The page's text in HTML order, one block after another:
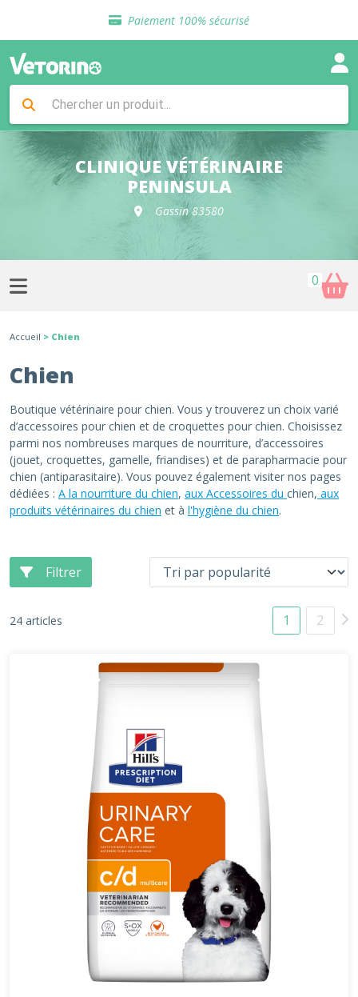
Paiement 100% sécurisé
Livraison gratuite en clinique vétérinaire
Sélection de croquettes vétérinaire
Livraison gratuite en clinique vétérinaire
Retour gratuit en clinique
Sélection de croquettes vétérinaire
CLINIQUE VÉTÉRINAIRE
PENINSULA
Gassin 83580
0
Accueil > Chien
Chien
Boutique vétérinaire pour chien. Vous y trouverez un choix varié
d’accessoires pour chien et de croquettes pour chien. Choisissez
parmi nos nombreuses marques de nourriture, d’accessoires
(jouet, croquettes, gamelle, friandises) et de parapharmacie pour
chien (antiparasitaire). Vous pouvez également visiter nos pages
dédiées : A la nourriture du chien, aux Accessoires du chien, aux
produits vétérinaires du chien et à l'hygiène du chien.
Filtrer
24 articles 1 2